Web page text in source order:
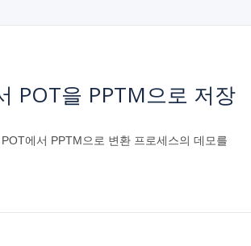
POT을 PPTM으로 저장
에서 PPTM으로 변환 프로세스의 데모를